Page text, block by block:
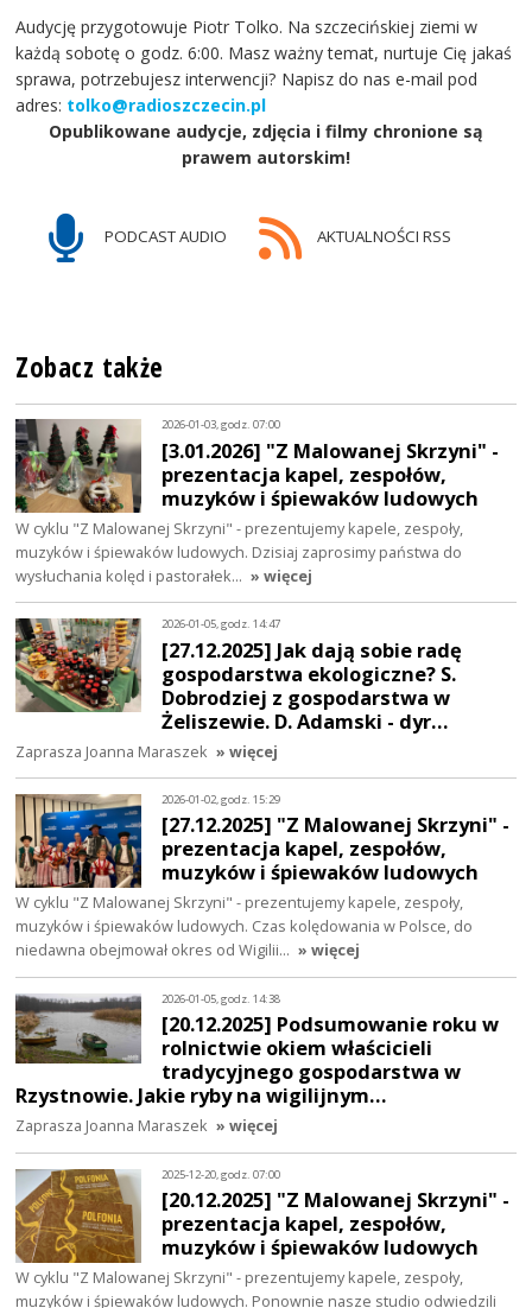
Audycję przygotowuje Piotr Tolko. Na szczecińskiej ziemi w
każdą sobotę o godz. 6:00. Masz ważny temat, nurtuje Cię jakaś
sprawa, potrzebujesz interwencji? Napisz do nas e-mail pod
adres: tolko@radioszczecin.pl
Opublikowane audycje, zdjęcia i filmy chronione są
prawem autorskim!
PODCAST AUDIO AKTUALNOŚCI RSS
Zobacz także
2026-01-03, godz. 07:00
[3.01.2026] "Z Malowanej Skrzyni" -
prezentacja kapel, zespołów,
muzyków i śpiewaków ludowych
W cyklu "Z Malowanej Skrzyni" - prezentujemy kapele, zespoły,
muzyków i śpiewaków ludowych. Dzisiaj zaprosimy państwa do
wysłuchania kolęd i pastorałek… » więcej
2026-01-05, godz. 14:47
[27.12.2025] Jak dają sobie radę
gospodarstwa ekologiczne? S.
Dobrodziej z gospodarstwa w
Żeliszewie. D. Adamski - dyr…
Zaprasza Joanna Maraszek » więcej
2026-01-02, godz. 15:29
[27.12.2025] "Z Malowanej Skrzyni" -
prezentacja kapel, zespołów,
muzyków i śpiewaków ludowych
W cyklu "Z Malowanej Skrzyni" - prezentujemy kapele, zespoły,
muzyków i śpiewaków ludowych. Czas kolędowania w Polsce, do
niedawna obejmował okres od Wigilii… » więcej
2026-01-05, godz. 14:38
[20.12.2025] Podsumowanie roku w
rolnictwie okiem właścicieli
tradycyjnego gospodarstwa w
Rzystnowie. Jakie ryby na wigilijnym…
Zaprasza Joanna Maraszek » więcej
2025-12-20, godz. 07:00
[20.12.2025] "Z Malowanej Skrzyni" -
prezentacja kapel, zespołów,
muzyków i śpiewaków ludowych
W cyklu "Z Malowanej Skrzyni" - prezentujemy kapele, zespoły,
muzyków i śpiewaków ludowych. Ponownie nasze studio odwiedzili